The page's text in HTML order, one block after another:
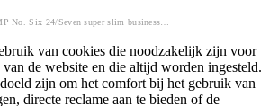
van cookies die noodzakelijk zijn voor
de website en die altijd worden ingesteld.
zijn om het comfort bij het gebruik van
directe reclame aan te bieden of de